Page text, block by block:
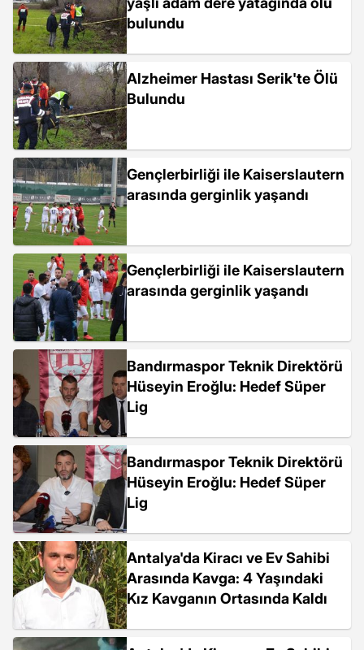
bulundu
Alzheimer Hastası Serik'te Ölü
Bulundu
Gençlerbirliği ile Kaiserslautern
arasında gerginlik yaşandı
Gençlerbirliği ile Kaiserslautern
arasında gerginlik yaşandı
Bandırmaspor Teknik Direktörü
Hüseyin Eroğlu: Hedef Süper
Lig
Bandırmaspor Teknik Direktörü
Hüseyin Eroğlu: Hedef Süper
Lig
Antalya'da Kiracı ve Ev Sahibi
Arasında Kavga: 4 Yaşındaki
Kız Kavganın Ortasında Kaldı